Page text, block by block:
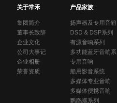
关于常禾
集团简介
董事长致辞
企业文化
公司大事记
企业相册
荣誉资质
产品家族
扬声器及专用音箱
系列
DSD & DSP系列
有源音响系列
多功能蓝牙音响系
统
专用音响
船用影音系统
多媒体专业音响
多媒体便携音响
鹦鹉螺系列